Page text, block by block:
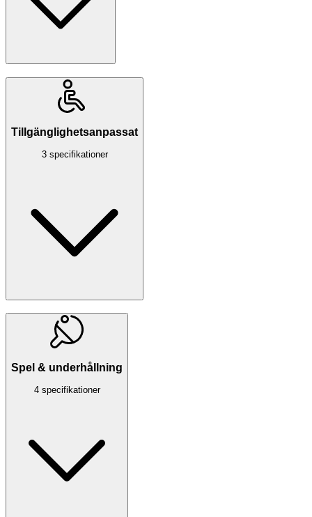
Tillgänglighetsanpassat
3 specifikationer
Spel & underhållning
4 specifikationer